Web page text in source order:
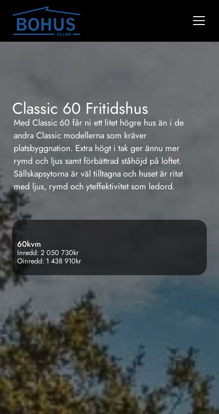
Classic 60 Fritidshus
Med Classic 60 får ni ett litet högre hus än i de
andra Classic modellerna som kräver
platsbyggnation. Extra högt i tak ger ännu mer
rymd och ljus samt förbättrad ståhöjd på loftet.
Sällskapsytorna är väl tilltagna och huset är ritat
med ljus, rymd och yteffektivitet som ledord.
60kvm
Inredd: 2 050 730kr
Oinredd: 1 438 910kr